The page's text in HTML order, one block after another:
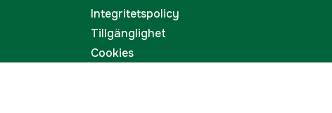
Integritetspolicy
Tillgänglighet
Cookies